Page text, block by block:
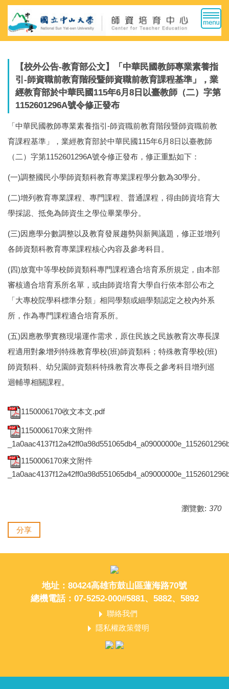
跳
到
主
要
【校外公告-教育部公文】「中華民國教師專業素養指
引-師資職前教育階段暨師資職前教育課程基準」，業
經教育部於中華民國115年6月8日以臺教師（二）字第
1152601296A號令修正發布
「中華民國教師專業素養指引-師資職前教育階段暨師資職前教
育課程基準」，業經教育部於中華民國115年6月8日以臺教師
（二）字第1152601296A號令修正發布，修正重點如下：
(一)調整國民小學師資類科教育專業課程學分數為30學分。
(二)增列教育專業課程、專門課程、普通課程，得由師資培育大
學採認、抵免為師資生之學位畢業學分。
(三)因應學分數調整以及教育發展趨勢與新興議題，修正並增列
各師資類科教育專業課程核心內容及參考科目。
(四)放寬中等學校師資類科專門課程適合培育系所規定，由本部
審核適合培育系所名單，或由師資培育大學自行依本部公布之
「大專校院學科標準分類」相同學類或細學類認定之校內外系
所，作為專門課程適合培育系所。
(五)因應教學實務現場運作需求，原住民族之民族教育次專長課
程適用對象增列特殊教育學校(班)師資類科；特殊教育學校(班)
師資類科、幼兒園師資類科特殊教育次專長之參考科目增列巡
迴輔導相關課程。
1150006170收文本文.pdf
1150006170來文附件
1150006170來文附件
瀏覽數: 370
分享
地址：80424高雄市鼓山區蓮海路70號
總機電話：07-5252-000#5881、5882、5892
聯絡我們
隱私權政策聲明